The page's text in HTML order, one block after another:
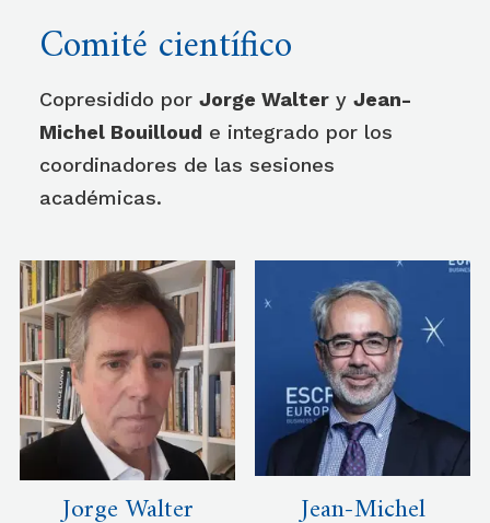
Comité científico
Copresidido por Jorge Walter y Jean-
Michel Bouilloud e integrado por los
coordinadores de las sesiones
académicas.
Jorge Walter Jean-Michel